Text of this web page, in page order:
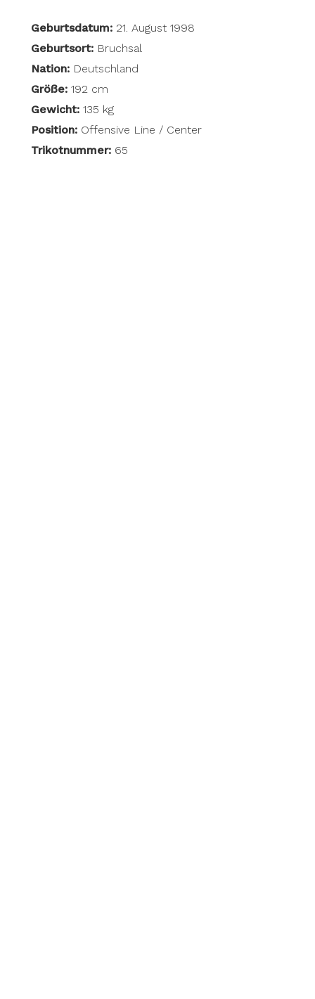
Geburtsdatum: 21. August 1998
Geburtsort: Bruchsal
Nation:Deutschland
Größe:192 cm
Gewicht:135 kg
Position:Offensive Line / Center
Trikotnummer: 65